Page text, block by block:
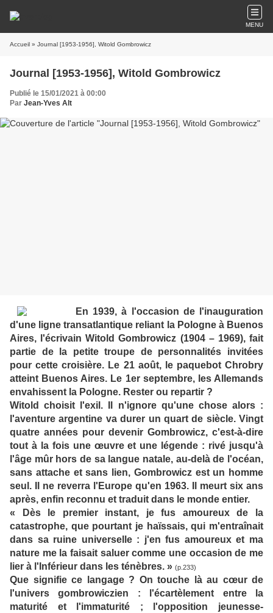
MENU
Accueil » Journal [1953-1956], Witold Gombrowicz
Journal [1953-1956], Witold Gombrowicz
Publié le 15/01/2021 à 00:00
Par Jean-Yves Alt
En 1939, à l'occasion de l'inauguration
d'une ligne transatlantique reliant la Pologne à Buenos
Aires, l'écrivain Witold Gombrowicz (1904 – 1969), fait
partie de la petite troupe de personnalités invitées
pour cette croisière. Le 21 août, le paquebot Chrobry
atteint Buenos Aires. Le 1er septembre, les Allemands
envahissent la Pologne. Rester ou repartir ?
Witold choisit l'exil. Il n'ignore qu'une chose alors :
l'aventure argentine va durer un quart de siècle. Vingt
quatre années pour devenir Gombrowicz, c'est-à-dire
tout à la fois une œuvre et une légende : rivé jusqu'à
l'âge mûr hors de sa langue natale, au-delà de l'océan,
sans attache et sans lien, Gombrowicz est un homme
seul. Il ne reverra l'Europe qu'en 1963. Il meurt six ans
après, enfin reconnu et traduit dans le monde entier.
« Dès le premier instant, je fus amoureux de la
catastrophe, que pourtant je haïssais, qui m'entraînait
dans sa ruine universelle : j'en fus amoureux et ma
nature me la faisait saluer comme une occasion de me
lier à l'Inférieur dans les ténèbres. » (p.233)
Que signifie ce langage ? On touche là au cœur de
l'univers gombrowiczien : l'écartèlement entre la
maturité et l'immaturité ; l'opposition jeunesse-